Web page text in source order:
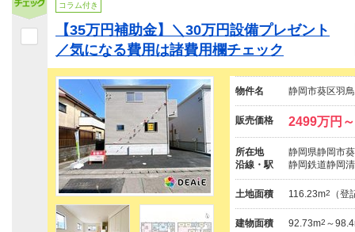
コラム付き
【35万円補助金】＼30万円設備プレゼント
／気になる費用は諸費用欄チェック
物件名 静岡市葵区羽
販売価格 2499万円
所在地
静岡県静岡市
沿線・駅
静岡鉄道静岡
土地面積 116.23m2 （登
建物面積 92.73m2 ～